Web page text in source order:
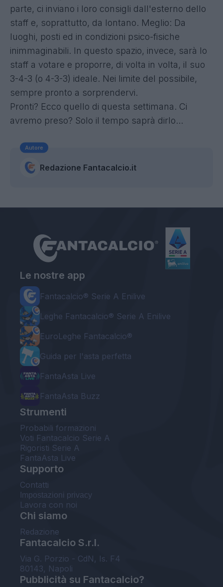
parte, ci inviano i loro consigli dall'esterno dello
staff e, soprattutto, da lontano. Meglio: Da
luoghi, posti ed in condizioni psico-fisiche
inimmaginabili. In questo spazio, invece, sarà lo
staff a votare e proporre, di volta in volta, il suo
3-4-3 (o 4-3-3) ideale. Nei limite del possibile,
sempre pronto a sorprendervi.
Pronti? Ecco quello di questa settimana. Ci
avremo preso? Solo il tempo saprà dirlo...
Autore
Redazione Fantacalcio.it
Le nostre app
Fantacalcio® Serie A Enilive
Leghe Fantacalcio® Serie A Enilive
EuroLeghe Fantacalcio®
Guida per l'asta perfetta
FantaAsta Live
FantaAsta Buzz
Strumenti
Probabili formazioni
Voti Fantacalcio Serie A
Rigoristi Serie A
FantaAsta Live
Supporto
Contatti
Impostazioni privacy
Lavora con noi
Chi siamo
Redazione
Fantacalcio S.r.l.
Via G. Porzio - CdN, Is. F4
80143, Napoli
Pubblicità su Fantacalcio?